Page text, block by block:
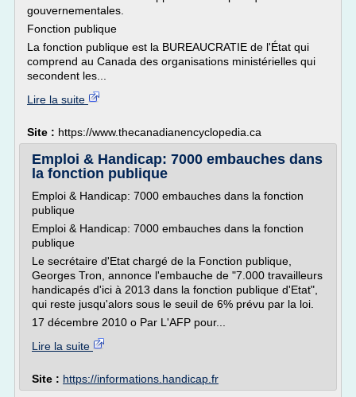
gouvernementales.
Fonction publique
La fonction publique est la BUREAUCRATIE de l'État qui
comprend au Canada des organisations ministérielles qui
secondent les...
Lire la suite
Site : https://www.thecanadianencyclopedia.ca
Emploi & Handicap: 7000 embauches dans
la fonction publique
Emploi & Handicap: 7000 embauches dans la fonction
publique
Emploi & Handicap: 7000 embauches dans la fonction
publique
Le secrétaire d'Etat chargé de la Fonction publique,
Georges Tron, annonce l'embauche de "7.000 travailleurs
handicapés d'ici à 2013 dans la fonction publique d'Etat",
qui reste jusqu'alors sous le seuil de 6% prévu par la loi.
17 décembre 2010 o Par L'AFP pour...
Lire la suite
Site : https://informations.handicap.fr